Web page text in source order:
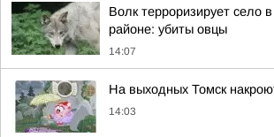
Волк терроризирует село
районе: убиты овцы
14:07
На выходных Томск
14:03